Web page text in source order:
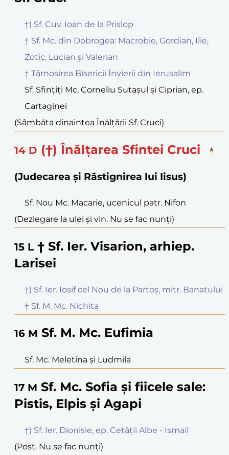
†) Sf. Cuv. Ioan de la Prislop
† Sf. Mc. din Dobrogea: Macrobie, Gordian, Ilie,
Zotic, Lucian și Valerian
† Târnosirea Bisericii Învierii din Ierusalim
Sf. Sfințiți Mc. Corneliu Sutașul și Ciprian, ep.
Cartaginei
(Sâmbăta dinaintea Înălțării Sf. Cruci)
14 D (†) Înălțarea Sfintei Cruci
(Judecarea și Răstignirea lui Iisus)
Sf. Nou Mc. Macarie, ucenicul patr. Nifon
(Dezlegare la ulei și vin. Nu se fac nunți)
15 L † Sf. Ier. Visarion, arhiep.
Larisei
†) Sf. Ier. Iosif cel Nou de la Partoș, mitr. Banatului
† Sf. M. Mc. Nichita
16 M Sf. M. Mc. Eufimia
Sf. Mc. Meletina și Ludmila
17 M Sf. Mc. Sofia și fiicele sale:
Pistis, Elpis și Agapi
†) Sf. Ier. Dionisie, ep. Cetății Albe - Ismail
(Post. Nu se fac nunți)